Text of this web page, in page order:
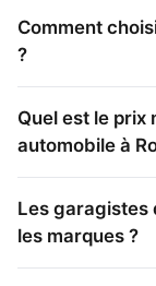
Comment
?
Quel est le prix
automobile à
Les garagistes
les marques ?